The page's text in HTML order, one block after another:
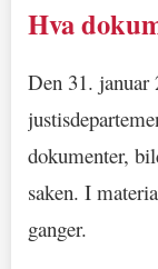
Hva
Den 31. januar
dokumenter,
saken. I
ganger.